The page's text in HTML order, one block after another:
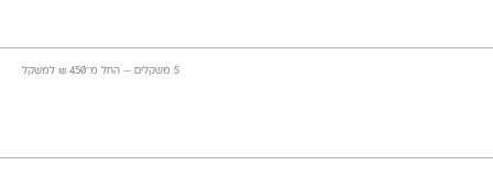
‫5 משקלים — החל מ־ 450
₪ למשקל